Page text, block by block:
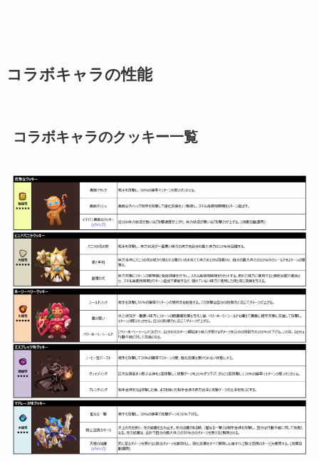
コラボキャラの性能
コラボキャラのクッキー一覧